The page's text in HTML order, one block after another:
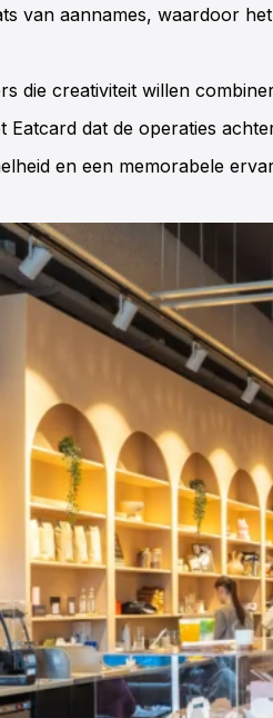
van aannames, waardoor
die creativiteit willen
Eatcard dat de operaties
en een memorabele